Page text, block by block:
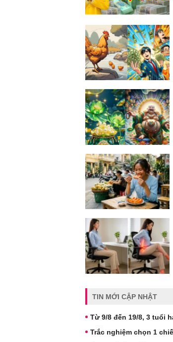
TIN MỚI CẬP NHẬT
Từ 9/8 đến 19/8, 3 tuổi
Trắc nghiệm chọn 1